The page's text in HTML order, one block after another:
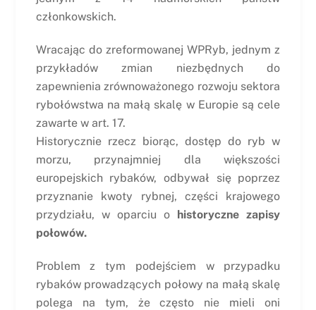
członkowskich.
Wracając do zreformowanej WPRyb, jednym z
przykładów zmian niezbędnych do
zapewnienia zrównoważonego rozwoju sektora
rybołówstwa na małą skalę w Europie są cele
zawarte w art. 17.
Historycznie rzecz biorąc, dostęp do ryb w
morzu, przynajmniej dla większości
europejskich rybaków, odbywał się poprzez
przyznanie kwoty rybnej, części krajowego
przydziału, w oparciu o historyczne zapisy
połowów.
Problem z tym podejściem w przypadku
rybaków prowadzących połowy na małą skalę
polega na tym, że często nie mieli oni